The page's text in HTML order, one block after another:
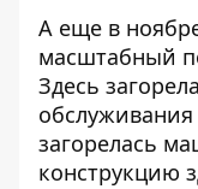
А еще в
масштабный
Здесь
загорелась
конструкцию